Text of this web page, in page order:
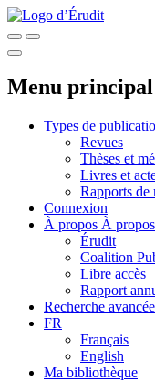
Menu principal
Types de
Revues
Thèses et
Livres et
Rapports de
Connexion
À propos À propos
Érudit
Coalition
Libre accès
Rapport
Recherche avancée
FR
Français
English
Ma bibliothèque